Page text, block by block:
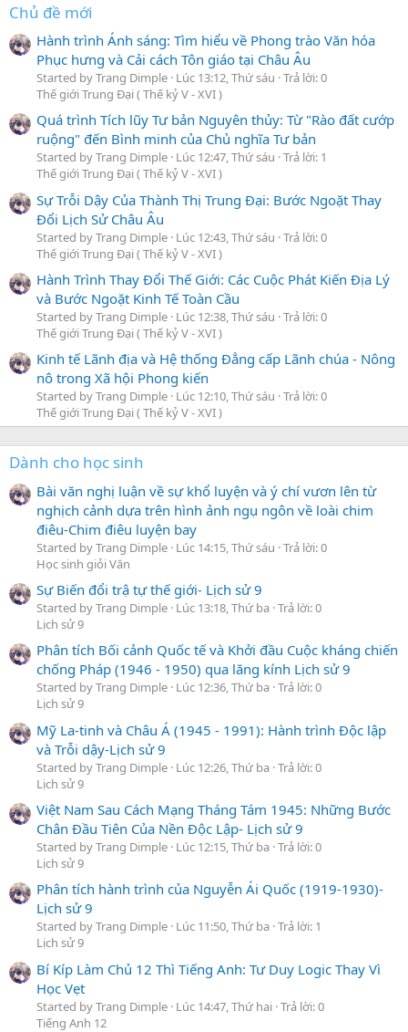
Chủ đề mới
Hành trình Ánh sáng: Tìm hiểu về Phong trào Văn hóa
Phục hưng và Cải cách Tôn giáo tại Châu Âu
Started by Trang Dimple Lúc 13:12, Thứ sáu Trả lời: 0
Thế giới Trung Đại ( Thế kỷ V - XVI )
Quá trình Tích lũy Tư bản Nguyên thủy: Từ "Rào đất cướp
ruộng" đến Bình minh của Chủ nghĩa Tư bản
Started by Trang Dimple Lúc 12:47, Thứ sáu Trả lời: 1
Thế giới Trung Đại ( Thế kỷ V - XVI )
Sự Trỗi Dậy Của Thành Thị Trung Đại: Bước Ngoặt Thay
Đổi Lịch Sử Châu Âu
Started by Trang Dimple Lúc 12:43, Thứ sáu Trả lời: 0
Thế giới Trung Đại ( Thế kỷ V - XVI )
Hành Trình Thay Đổi Thế Giới: Các Cuộc Phát Kiến Địa Lý
và Bước Ngoặt Kinh Tế Toàn Cầu
Started by Trang Dimple Lúc 12:38, Thứ sáu Trả lời: 0
Thế giới Trung Đại ( Thế kỷ V - XVI )
Kinh tế Lãnh địa và Hệ thống Đẳng cấp Lãnh chúa - Nông
nô trong Xã hội Phong kiến
Started by Trang Dimple Lúc 12:10, Thứ sáu Trả lời: 0
Thế giới Trung Đại ( Thế kỷ V - XVI )
Dành cho học sinh
Bài văn nghị luận về sự khổ luyện và ý chí vươn lên từ
nghịch cảnh dựa trên hình ảnh ngụ ngôn về loài chim
điêu-Chim điêu luyện bay
Started by Trang Dimple Lúc 14:15, Thứ sáu Trả lời: 0
Học sinh giỏi Văn
Sự Biến đổi trậ tự thế giới- Lịch sử 9
Started by Trang Dimple Lúc 13:18, Thứ ba Trả lời: 0
Lịch sử 9
Phân tích Bối cảnh Quốc tế và Khởi đầu Cuộc kháng chiến
chống Pháp (1946 - 1950) qua lăng kính Lịch sử 9
Started by Trang Dimple Lúc 12:36, Thứ ba Trả lời: 0
Lịch sử 9
Mỹ La-tinh và Châu Á (1945 - 1991): Hành trình Độc lập
và Trỗi dậy-Lịch sử 9
Started by Trang Dimple Lúc 12:26, Thứ ba Trả lời: 0
Lịch sử 9
Việt Nam Sau Cách Mạng Tháng Tám 1945: Những Bước
Chân Đầu Tiên Của Nền Độc Lập- Lịch sử 9
Started by Trang Dimple Lúc 12:15, Thứ ba Trả lời: 0
Lịch sử 9
Phân tích hành trình của Nguyễn Ái Quốc (1919-1930)-
Lịch sử 9
Started by Trang Dimple Lúc 11:50, Thứ ba Trả lời: 1
Lịch sử 9
Bí Kíp Làm Chủ 12 Thì Tiếng Anh: Tư Duy Logic Thay Vì
Học Vẹt
Started by Trang Dimple Lúc 14:47, Thứ hai Trả lời: 0
Tiếng Anh 12